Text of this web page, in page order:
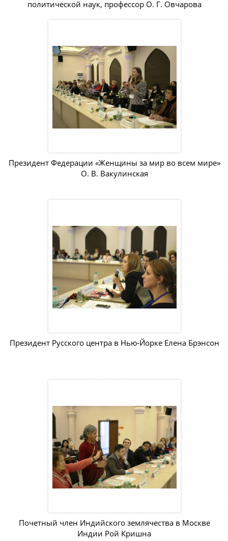
политической наук, профессор О. Г. Овчарова
Президент Федерации «Женщины за мир во всем мире»
О. В. Вакулинская
Президент Русского центра в Нью-Йорке Елена Брэнсон
Почетный член Индийского землячества в Москве
Индии Рой Кришна